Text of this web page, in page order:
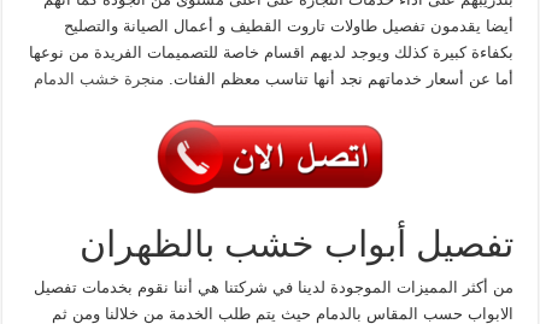
أيضا يقدمون تفصيل طاولات تاروت القطيف و أعمال الصيانة والتصليح
بكفاءة كبيرة كذلك ويوجد لديهم اقسام خاصة للتصميمات الفريدة من نوعها
أما عن أسعار خدماتهم نجد أنها تناسب معظم الفئات. منجرة خشب الدمام
تفصيل أبواب خشب بالظهران
من أكثر المميزات الموجودة لدينا في شركتنا هي أننا نقوم بخدمات تفصيل
الابواب حسب المقاس بالدمام حيث يتم طلب الخدمة من خلالنا ومن ثم